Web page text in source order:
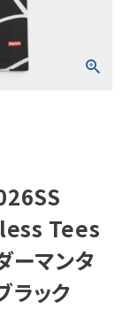
Tees
ーマンタ
ラック